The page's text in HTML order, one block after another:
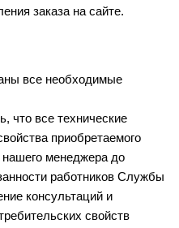
заказа на сайте.
все необходимые
что все технические
приобретаемого
нашего менеджера до
работников Службы
консультаций и
свойств